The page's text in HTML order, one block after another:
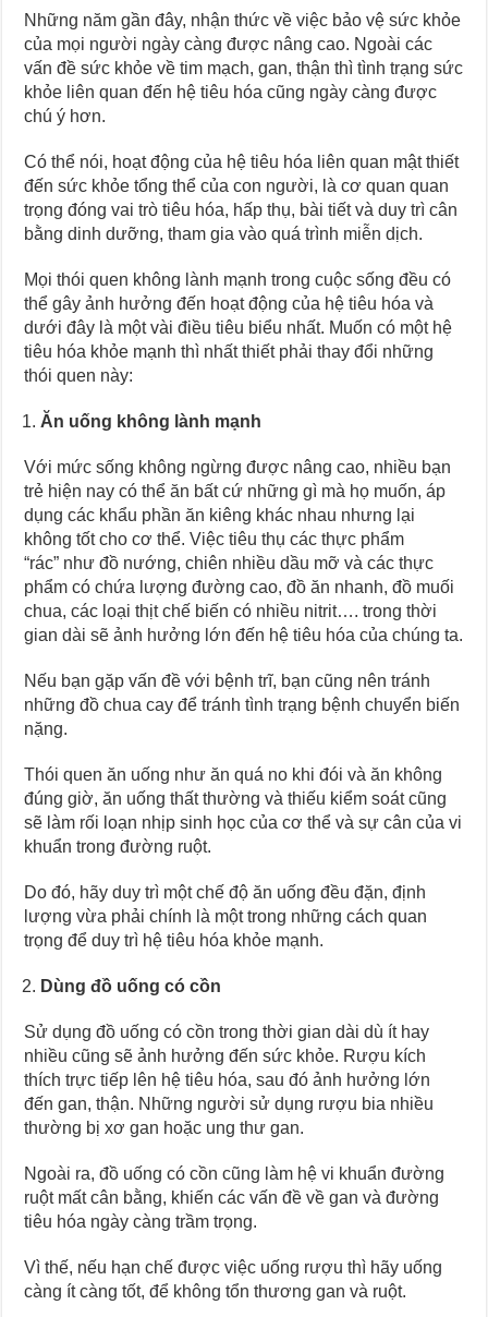
Những năm gần đây, nhận thức về việc bảo vệ sức khỏe
của mọi người ngày càng được nâng cao. Ngoài các
vấn đề sức khỏe về tim mạch, gan, thận thì tình trạng sức
khỏe liên quan đến hệ tiêu hóa cũng ngày càng được
chú ý hơn.
Có thể nói, hoạt động của hệ tiêu hóa liên quan mật thiết
đến sức khỏe tổng thể của con người, là cơ quan quan
trọng đóng vai trò tiêu hóa, hấp thụ, bài tiết và duy trì cân
bằng dinh dưỡng, tham gia vào quá trình miễn dịch.
Mọi thói quen không lành mạnh trong cuộc sống đều có
thể gây ảnh hưởng đến hoạt động của hệ tiêu hóa và
dưới đây là một vài điều tiêu biểu nhất. Muốn có một hệ
tiêu hóa khỏe mạnh thì nhất thiết phải thay đổi những
thói quen này:
Ăn uống không lành mạnh
Với mức sống không ngừng được nâng cao, nhiều bạn
trẻ hiện nay có thể ăn bất cứ những gì mà họ muốn, áp
dụng các khẩu phần ăn kiêng khác nhau nhưng lại
không tốt cho cơ thể. Việc tiêu thụ các thực phẩm
“rác” như đồ nướng, chiên nhiều dầu mỡ và các thực
phẩm có chứa lượng đường cao, đồ ăn nhanh, đồ muối
chua, các loại thịt chế biến có nhiều nitrit…. trong thời
gian dài sẽ ảnh hưởng lớn đến hệ tiêu hóa của chúng ta.
Nếu bạn gặp vấn đề với bệnh trĩ, bạn cũng nên tránh
những đồ chua cay để tránh tình trạng bệnh chuyển biến
nặng.
Thói quen ăn uống như ăn quá no khi đói và ăn không
đúng giờ, ăn uống thất thường và thiếu kiểm soát cũng
sẽ làm rối loạn nhịp sinh học của cơ thể và sự cân của vi
khuẩn trong đường ruột.
Do đó, hãy duy trì một chế độ ăn uống đều đặn, định
lượng vừa phải chính là một trong những cách quan
trọng để duy trì hệ tiêu hóa khỏe mạnh.
Dùng đồ uống có cồn
Sử dụng đồ uống có cồn trong thời gian dài dù ít hay
nhiều cũng sẽ ảnh hưởng đến sức khỏe. Rượu kích
thích trực tiếp lên hệ tiêu hóa, sau đó ảnh hưởng lớn
đến gan, thận. Những người sử dụng rượu bia nhiều
thường bị xơ gan hoặc ung thư gan.
Ngoài ra, đồ uống có cồn cũng làm hệ vi khuẩn đường
ruột mất cân bằng, khiến các vấn đề về gan và đường
tiêu hóa ngày càng trầm trọng.
Vì thế, nếu hạn chế được việc uống rượu thì hãy uống
càng ít càng tốt, để không tổn thương gan và ruột.